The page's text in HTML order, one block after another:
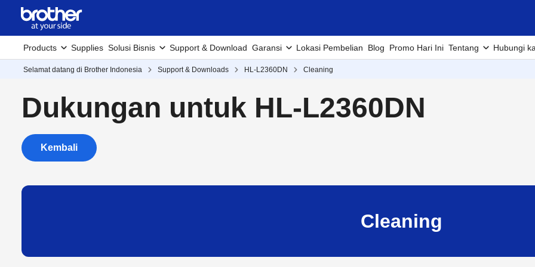
Products Supplies Solusi Bisnis Support & Download Garansi Lokasi Pembelian Blog Promo Hari Ini Tentang Hubungi
Selamat datang di Brother Indonesia Support & Downloads HL-L2360DN Cleaning
Dukungan untuk HL-L2360DN
Kembali
Cleaning